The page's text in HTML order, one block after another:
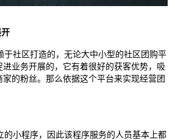
社区打造的，无论大中小型的社区团购平
业务开展的，它有着很好的获客优势，吸
的粉丝。那么依据这个平台来实现经营团
小程序，因此该程序服务的人员基本上都